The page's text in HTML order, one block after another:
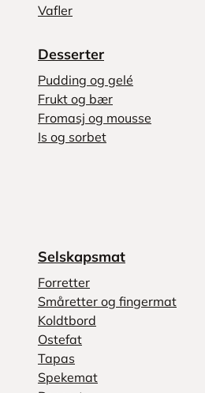
Vafler
Desserter
Pudding og gelé
Frukt og bær
Fromasj og mousse
Is og sorbet
Selskapsmat
Forretter
Småretter og fingermat
Koldtbord
Ostefat
Tapas
Spekemat